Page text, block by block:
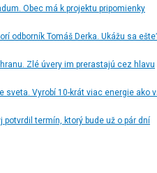
Obec má k projektu pripomienky
odborník Tomáš Derka. Ukážu sa
Zlé úvery im prerastajú cez hlavu
sveta. Vyrobí 10-krát viac energie ako
termín, ktorý bude už o pár dní